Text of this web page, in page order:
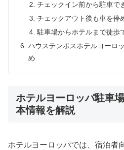
チェックイン前から駐車で
チェックアウト後も車を停
駐車場からホテルまで徒歩
ハウステンボスホテルヨーロ
め
ホテルヨーロッパ駐車
本情報を解説
ホテルヨーロッパでは、宿泊者